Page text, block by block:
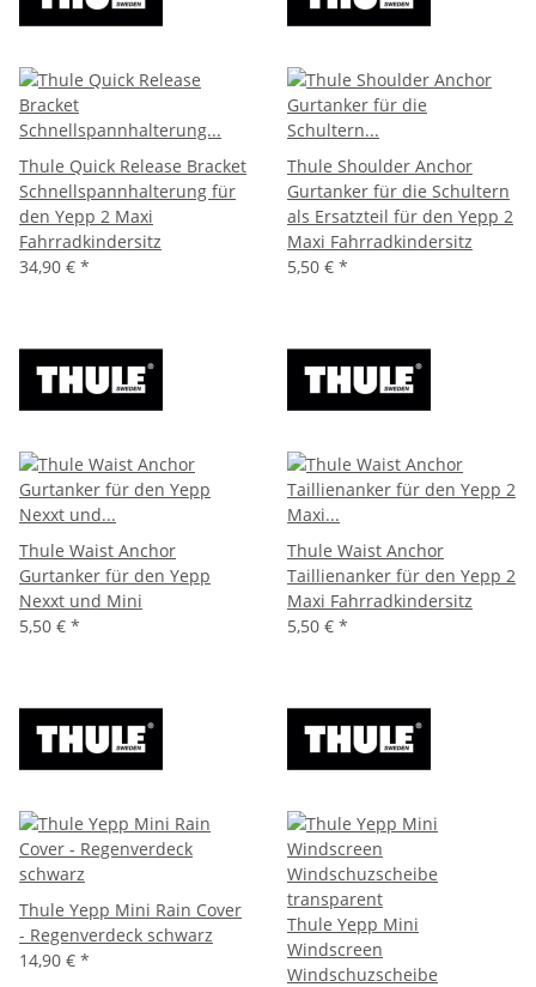
Thule Quick Release Bracket
Schnellspannhalterung für
den Yepp 2 Maxi
Fahrradkindersitz
34,90 € *
Thule Shoulder Anchor
Gurtanker für die Schultern
als Ersatzteil für den Yepp 2
Maxi Fahrradkindersitz
5,50 € *
Thule Waist Anchor
Gurtanker für den Yepp
Nexxt und Mini
5,50 € *
Thule Waist Anchor
Taillienanker für den Yepp 2
Maxi Fahrradkindersitz
5,50 € *
Thule Yepp Mini Rain Cover
- Regenverdeck schwarz
14,90 € *
Thule Yepp Mini
Windscreen
Windschuzscheibe